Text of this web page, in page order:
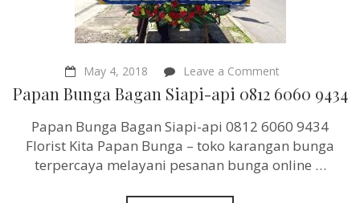
May 4, 2018 Leave a Commenton
Papan
Bunga
Siapi-
api
0812
6060
Papan Bunga Bagan Siapi-api 0812 6060 9434
Papan Bunga Bagan Siapi-api 0812 6060 9434
Florist Kita Papan Bunga – toko karangan bunga
terpercaya melayani pesanan bunga online …